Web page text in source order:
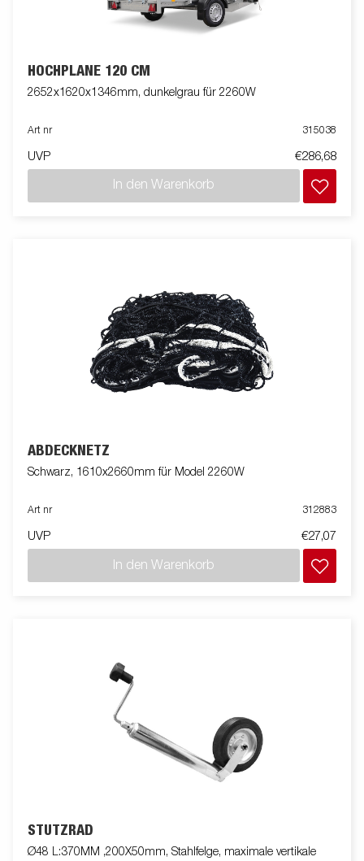
HOCHPLANE 120 CM
2652x1620x1346mm, dunkelgrau für 2260W
Art nr 315038
UVP €286,68
In den Warenkorb
ABDECKNETZ
Schwarz, 1610x2660mm für Model 2260W
Art nr 312883
UVP €27,07
In den Warenkorb
STÜTZRAD
Ø48 L:370MM ,200X50mm, Stahlfelge, maximale vertikale